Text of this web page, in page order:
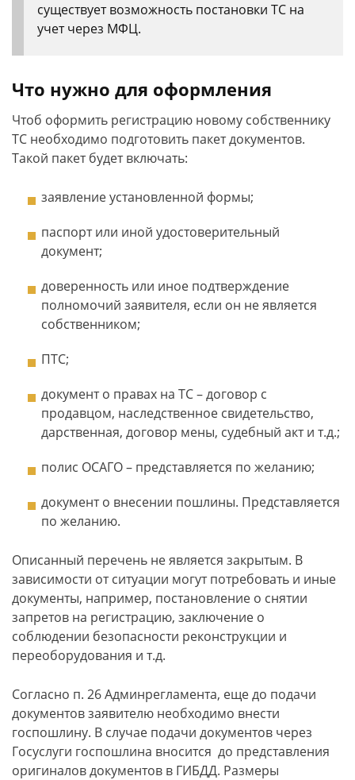
существует возможность постановки ТС на
учет через МФЦ.
Что нужно для оформления
Чтоб оформить регистрацию новому собственнику
ТС необходимо подготовить пакет документов.
Такой пакет будет включать:
заявление установленной формы;
паспорт или иной удостоверительный
документ;
доверенность или иное подтверждение
полномочий заявителя, если он не является
собственником;
ПТС;
документ о правах на ТС – договор с
продавцом, наследственное свидетельство,
дарственная, договор мены, судебный акт и т.д.;
полис ОСАГО – представляется по желанию;
документ о внесении пошлины. Представляется
по желанию.
Описанный перечень не является закрытым. В
зависимости от ситуации могут потребовать и иные
документы, например, постановление о снятии
запретов на регистрацию, заключение о
соблюдении безопасности реконструкции и
переоборудования и т.д.
Согласно п. 26 Админрегламента, еще до подачи
документов заявителю необходимо внести
госпошлину. В случае подачи документов через
Госуслуги госпошлина вносится до представления
оригиналов документов в ГИБДД. Размеры